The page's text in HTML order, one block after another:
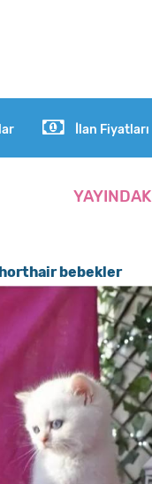
İlan Fiyatları
bebekler